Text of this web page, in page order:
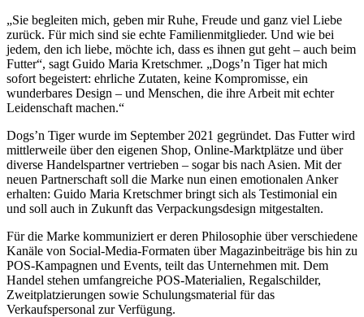
„Sie begleiten mich, geben mir Ruhe, Freude und ganz viel Liebe
zurück. Für mich sind sie echte Familienmitglieder. Und wie bei
jedem, den ich liebe, möchte ich, dass es ihnen gut geht – auch beim
Futter“, sagt Guido Maria Kretschmer. „Dogs’n Tiger hat mich
sofort begeistert: ehrliche Zutaten, keine Kompromisse, ein
wunderbares Design – und Menschen, die ihre Arbeit mit echter
Leidenschaft machen.“
Dogs’n Tiger wurde im September 2021 gegründet. Das Futter wird
mittlerweile über den eigenen Shop, Online-Marktplätze und über
diverse Handelspartner vertrieben – sogar bis nach Asien. Mit der
neuen Partnerschaft soll die Marke nun einen emotionalen Anker
erhalten: Guido Maria Kretschmer bringt sich als Testimonial ein
und soll auch in Zukunft das Verpackungsdesign mitgestalten.
Für die Marke kommuniziert er deren Philosophie über verschiedene
Kanäle von Social-Media-Formaten über Magazinbeiträge bis hin zu
POS-Kampagnen und Events, teilt das Unternehmen mit. Dem
Handel stehen umfangreiche POS-Materialien, Regalschilder,
Zweitplatzierungen sowie Schulungsmaterial für das
Verkaufspersonal zur Verfügung.